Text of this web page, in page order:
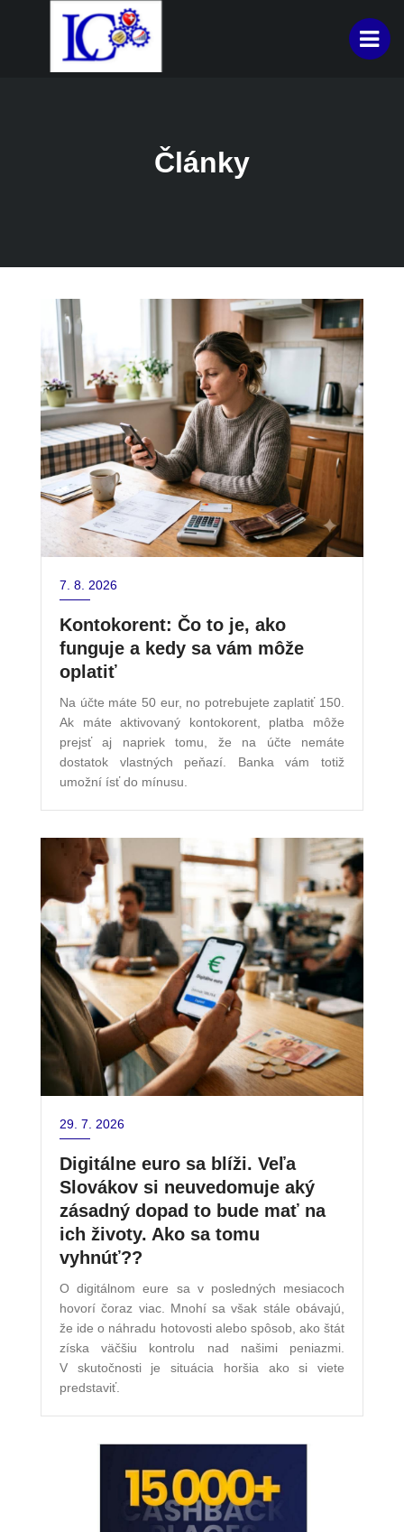
Články
7. 8. 2026
Kontokorent: Čo to je, ako
funguje a kedy sa vám môže
oplatiť
Na účte máte 50 eur, no potrebujete zaplatiť 150.
Ak máte aktivovaný kontokorent, platba môže
prejsť aj napriek tomu, že na účte nemáte
dostatok vlastných peňazí. Banka vám totiž
umožní ísť do mínusu.
29. 7. 2026
Digitálne euro sa blíži. Veľa
Slovákov si neuvedomuje aký
zásadný dopad to bude mať na
ich životy. Ako sa tomu
vyhnúť??
O digitálnom eure sa v posledných mesiacoch
hovorí čoraz viac. Mnohí sa však stále obávajú,
že ide o náhradu hotovosti alebo spôsob, ako štát
získa väčšiu kontrolu nad našimi peniazmi.
V skutočnosti je situácia horšia ako si viete
predstaviť.